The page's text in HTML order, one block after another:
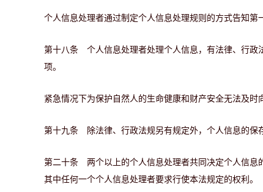
个人信息处理者通过制定个人信息处理规则的方式告知第
第十八条 个人信息处理者处理个人信息，有法律、行政
项。
紧急情况下为保护自然人的生命健康和财产安全无法及时
第十九条 除法律、行政法规另有规定外，个人信息的保
第二十条 两个以上的个人信息处理者共同决定个人信息
其中任何一个个人信息处理者要求行使本法规定的权利。